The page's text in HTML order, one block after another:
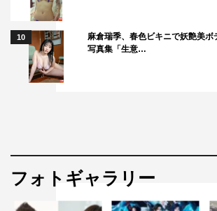
10
麻倉瑞季、春色ビキニで妖艶美
写真集「生意…
フォトギャラリー